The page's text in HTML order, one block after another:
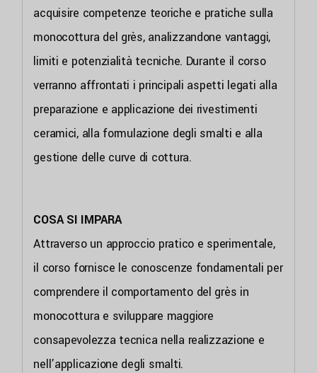
acquisire competenze teoriche e pratiche sulla
monocottura del grès, analizzandone vantaggi,
limiti e potenzialità tecniche. Durante il corso
verranno affrontati i principali aspetti legati alla
preparazione e applicazione dei rivestimenti
ceramici, alla formulazione degli smalti e alla
gestione delle curve di cottura.
COSA SI IMPARA
Attraverso un approccio pratico e sperimentale,
il corso fornisce le conoscenze fondamentali per
comprendere il comportamento del grès in
monocottura e sviluppare maggiore
consapevolezza tecnica nella realizzazione e
nell’applicazione degli smalti.